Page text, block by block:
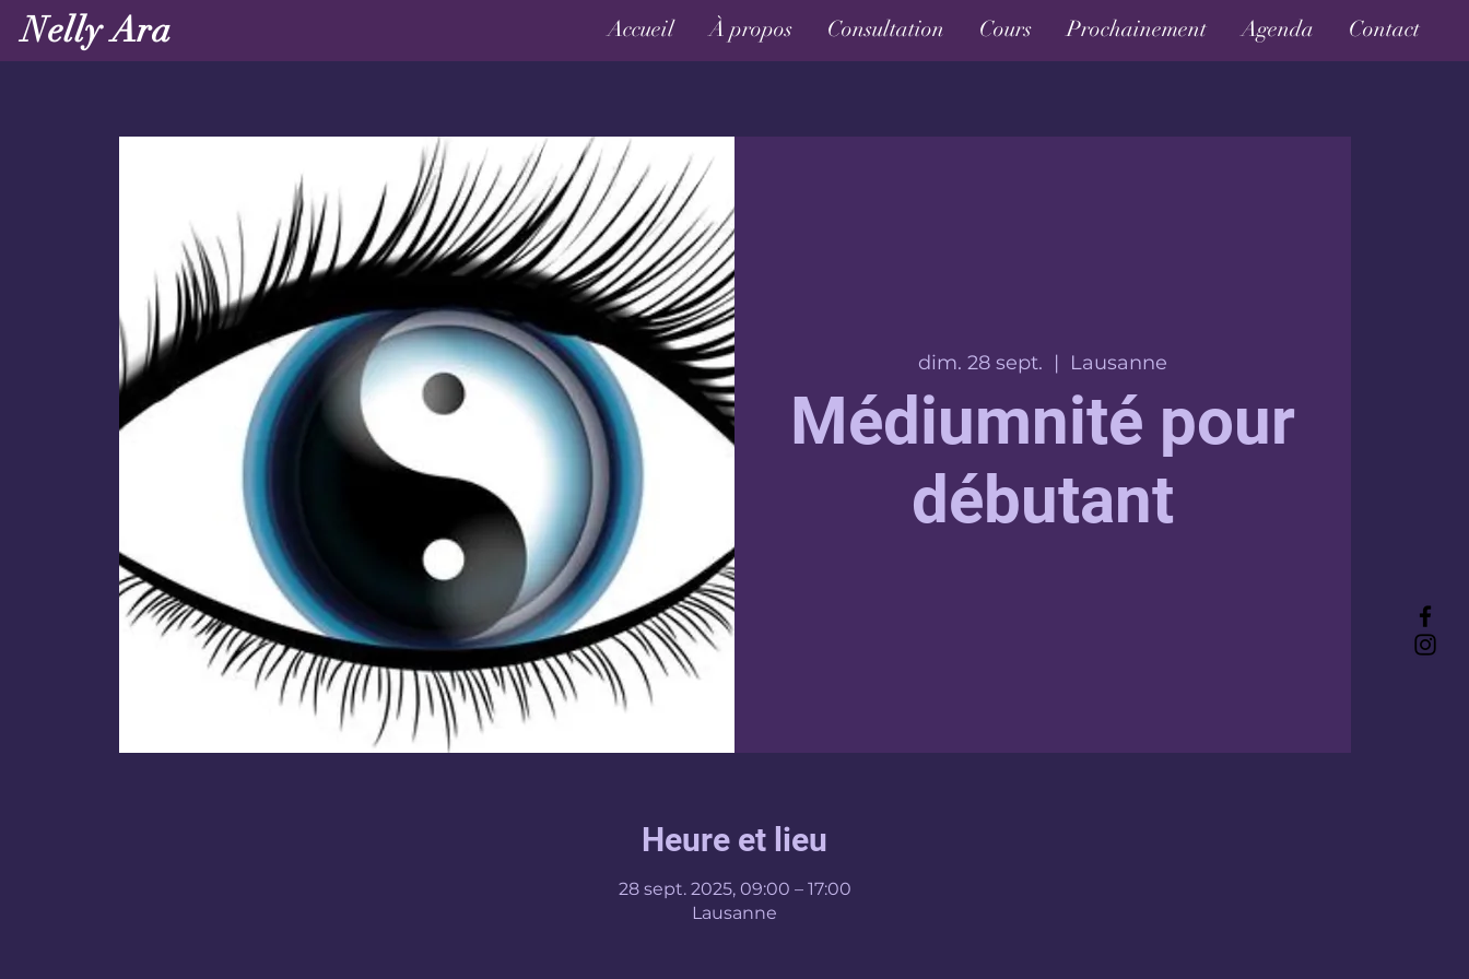
Nelly Ara Accueil À propos Consultation Cours Prochainement Agenda Contact
dim. 28 sept.
  |
Lausanne
Médiumnité pour
débutant
Heure et lieu
28 sept. 2025, 09:00 – 17:00
Lausanne